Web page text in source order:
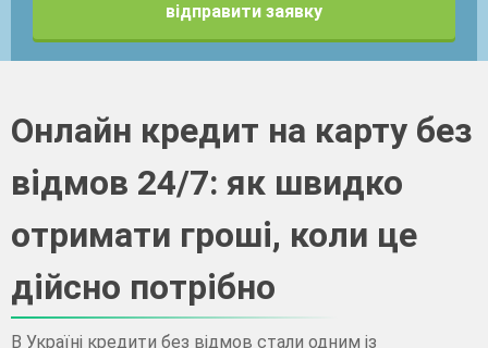
відправити заявку
Онлайн кредит на карту без
відмов 24/7: як швидко
отримати гроші, коли це
дійсно потрібно
В Україні кредити без відмов стали одним із